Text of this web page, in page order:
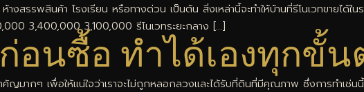
สรรพสินค้า โรงเรียน หรือทางด่วน เป็นต้น สิ่งเหล่านี้จะทำให้บ้านที่รีโนเวทขายได้ใ
3,400,000 3,100,000 รีโนเวทระยะกลาง […]
นซื้อ ทำได้เองทุกขั้
มากๆ เพื่อให้แน่ใจว่าเราจะไม่ถูกหลอกลวงและได้รับที่ดินที่มีคุณภาพ ซึ่งการทำเช่น